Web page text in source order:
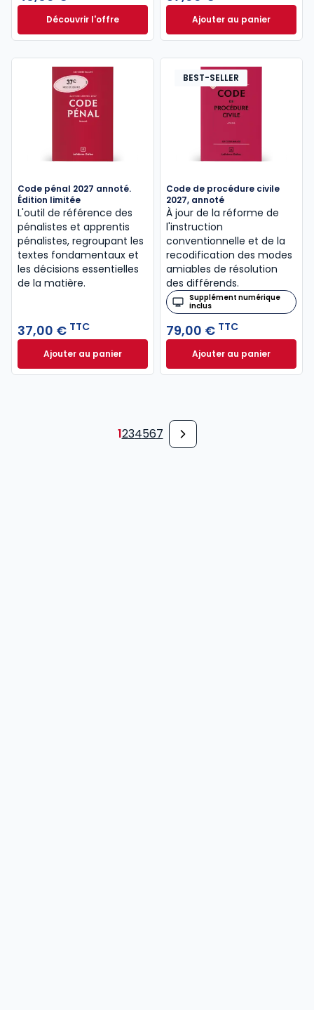
Découvrir l'offreLe guide pénal 2026. 27e éd. à partir de
Dès
Ajouter au panier
Code de
Code pénal 2027 annoté.
Édition limitée
L'outil de référence des
pénalistes et apprentis
pénalistes, regroupant les
textes fondamentaux et
les décisions essentielles
de la matière.
37,00 € TTC
Ajouter au panierCode pénal 2027 annoté. Édition limitée à 37,00 €
BEST-SELLER
Code de procédure civile
2027, annoté
À jour de la réforme de
l'instruction
conventionnelle et de la
recodification des modes
amiables de résolution
des différends.
Supplément numérique
inclus
79,00 € TTC
Ajouter au panier
Code de
1234567